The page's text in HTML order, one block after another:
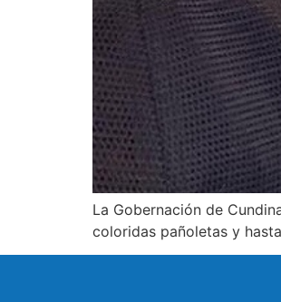
La Gobernación de
coloridas pañoletas y